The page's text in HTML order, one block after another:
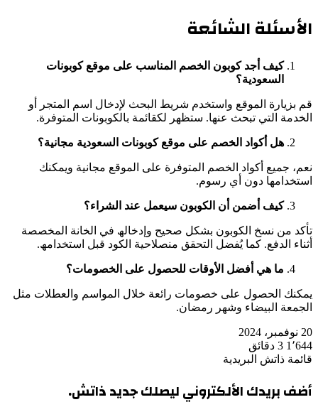
الأسئلة الشائعة
كیف أجد كوبون الخصم المناسب على موقع كوبونات
السعودیة؟
قم بزیارة الموقع واستخدم شریط البحث لإدخال اسم المتجر أو
الخدمة التي تبحث عنھا. ستظھر لكقائمة بالكوبونات المتوفرة.
ھل أكواد الخصم على موقع كوبونات السعودیة مجانیة؟
نعم، جمیع أكواد الخصم المتوفرة على الموقع مجانیة ویمكنك
استخدامھا دون أي رسوم.
كیف أضمن أن الكوبون سیعمل عند الشراء؟
تأكد من نسخ الكوبون بشكل صحیح وإدخالھ في الخانة المخصصة
أثناء الدفع. كما یُفضل التحقق منصلاحیة الكود قبل استخدامھ.
ما ھي أفضل الأوقات للحصول على الخصومات؟
یمكنك الحصول على خصومات رائعة خلال المواسم والعطلات مثل
الجمعة البیضاء وشھر رمضان.
20 نوفمبر، 2024
1٬644 3 دقائق
قائمة ذاتش البريدية
أضف بريدك الألكتروني ليصلك جديد ذاتش.